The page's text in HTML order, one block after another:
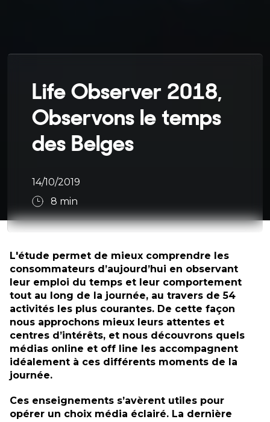
Life Observer 2018,
Observons le temps
des Belges
14/10/2019
8 min
L'étude permet de mieux comprendre les
consommateurs d’aujourd’hui en observant
leur emploi du temps et leur comportement
tout au long de la journée, au travers de 54
activités les plus courantes. De cette façon
nous approchons mieux leurs attentes et
centres d’intérêts, et nous découvrons quels
médias online et off line les accompagnent
idéalement à ces différents moments de la
journée.
Ces enseignements s’avèrent utiles pour
opérer un choix média éclairé. La dernière